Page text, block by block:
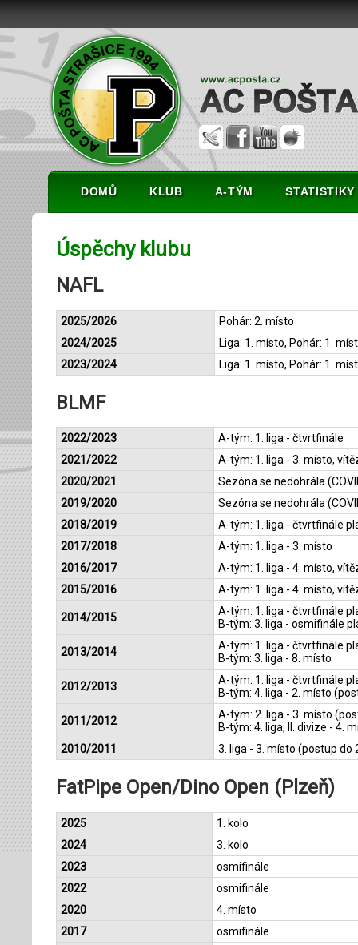
DOMŮ KLUB A-TÝM STATISTIKY
Úspěchy klubu
NAFL
2025/2026
Pohár: 2. místo
2024/2025
Liga: 1. místo, Pohár: 1.
2023/2024
Liga: 1. místo, Pohár: 1.
BLMF
2022/2023
A-tým: 1. liga - čtvrtfinále
2021/2022
A-tým: 1. liga - 3. místo,
2020/2021
Sezóna se nedohrála
2019/2020
Sezóna se nedohrála
2018/2019
A-tým: 1. liga - čtvrtfinále
2017/2018
A-tým: 1. liga - 3. místo
2016/2017
A-tým: 1. liga - 4. místo,
2015/2016
A-tým: 1. liga - 4. místo,
2014/2015
A-tým: 1. liga - čtvrtfinále
B-tým: 3. liga - osmifinále
2013/2014
A-tým: 1. liga - čtvrtfinále
B-tým: 3. liga - 8. místo
2012/2013
A-tým: 1. liga - čtvrtfinále
B-tým: 4. liga - 2. místo
2011/2012
A-tým: 2. liga - 3. místo
B-tým: 4. liga, II. divize - 4.
2010/2011
3. liga - 3. místo (postup do
FatPipe Open/Dino Open (Plzeň)
2025
1. kolo
2024
3. kolo
2023
osmifinále
2022
osmifinále
2020
4. místo
2017
osmifinále